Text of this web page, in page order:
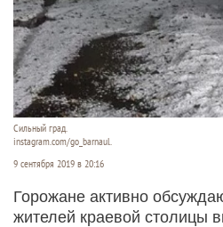
Сильный град.
instagram.com/go_barnaul.
9 сентября 2019 в 20:16
Горожане активно
жителей краевой столицы